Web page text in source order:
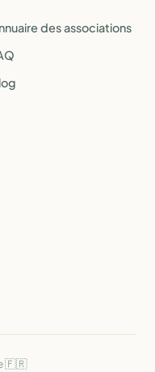
des associations
🇫🇷